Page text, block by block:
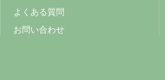
よくある質問
お問い合わせ